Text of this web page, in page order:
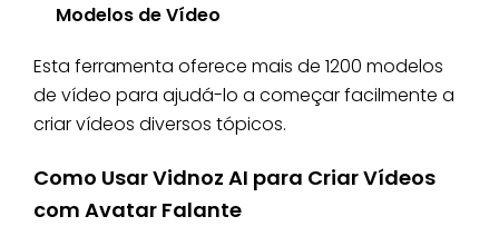
Modelos de Vídeo
Esta ferramenta oferece mais de 1200 modelos
de vídeo para ajudá-lo a começar facilmente a
criar vídeos diversos tópicos.
Como Usar Vidnoz AI para Criar Vídeos
com Avatar Falante